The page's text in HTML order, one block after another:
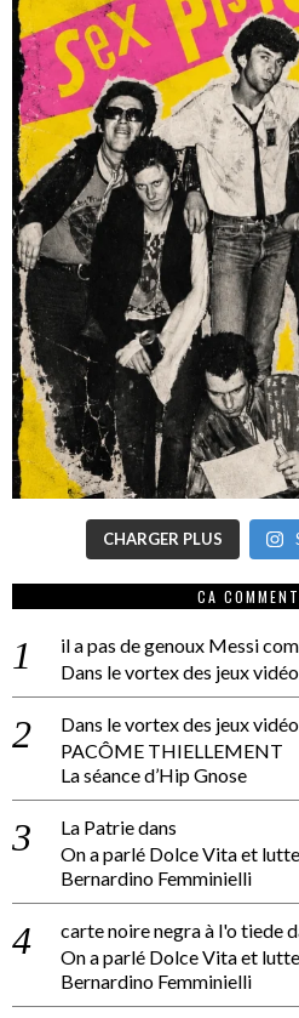
CHARGER PLUS
CA
il a pas de genoux Messi
Dans le vortex des jeux
Dans le vortex des jeux
PACÔME THIELLEMENT
La séance d’Hip Gnose
La Patriedans
On a parlé Dolce Vita et
Bernardino Femminielli
carte noire negra à l'o tiede
On a parlé Dolce Vita et
Bernardino Femminielli